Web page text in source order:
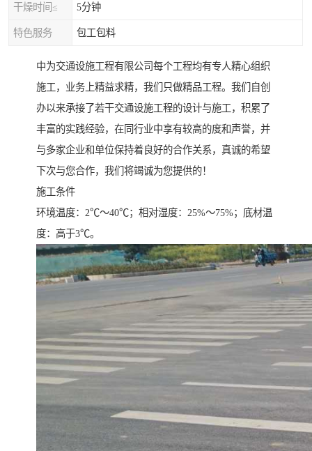
干燥时间≤ 5分钟
特色服务 包工包料
中为交通设施工程有限公司每个工程均有专人精心组织
施工，业务上精益求精，我们只做精品工程。我们自创
办以来承接了若干交通设施工程的设计与施工，积累了
丰富的实践经验，在同行业中享有较高的度和声誉，并
与多家企业和单位保持着良好的合作关系，真诚的希望
下次与您合作，我们将竭诚为您提供的！
施工条件
环境温度：2℃～40℃；相对湿度：25%～75%；底材温
度：高于3℃。